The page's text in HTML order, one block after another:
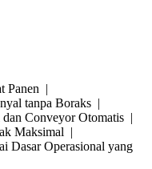
Panen |
tanpa Boraks |
dan Conveyor Otomatis |
Maksimal |
Dasar Operasional yang